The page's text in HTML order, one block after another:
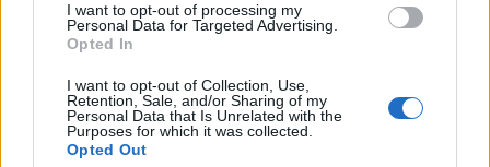
I want to opt-out of processing my
Personal Data for Targeted Advertising.
Opted In
I want to opt-out of Collection, Use,
Retention, Sale, and/or Sharing of my
Personal Data that Is Unrelated with the
Purposes for which it was collected.
Opted Out
Νέο Audi A2 e-tron με